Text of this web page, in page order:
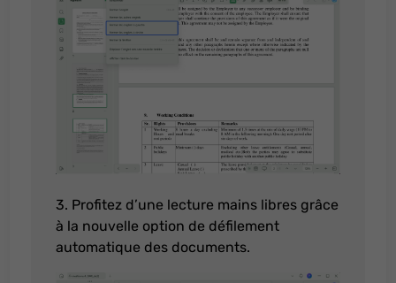
3. Profitez d’une lecture mains libres grâce
à la nouvelle option de défilement
automatique des documents.